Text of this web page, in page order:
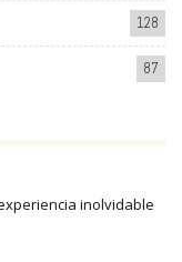
128
87
inolvidable